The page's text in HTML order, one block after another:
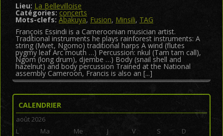
Lieu: La Bellevilloise
Catégories: concerts
Mots-clefs: Abakuya, Fusion, Minsili, TAG
François Essindi is a Cameroonian musician artist.
Traditional instruments he plays rainforest instruments: A
string (Mvet, Ngomo) traditional harps A wind (flutes
pygmy leaf Arc mouth …) Percussion: nkul (Tam tam call),
Ngom (long drum), djembe …) Body (snail shell and
hazelnut) and body percussion Trained at the National
assembly Cameroon, Francis is also an [...]
CALENDRIER
août 2026
L
Ma Me J V S D